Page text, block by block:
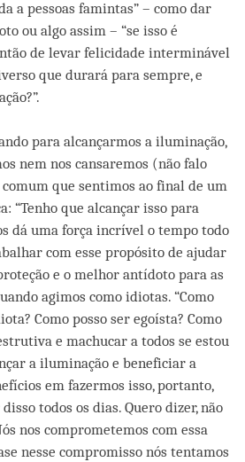
a pessoas famintas” – como dar
ou algo assim – “se isso é
de levar felicidade interminável
que durará para sempre, e
para alcançarmos a iluminação,
nem nos cansaremos (não falo
comum que sentimos ao final de um
“Tenho que alcançar isso para
dá uma força incrível o tempo todo
com esse propósito de ajudar
e o melhor antídoto para as
agimos como idiotas. “Como
Como posso ser egoísta? Como
e machucar a todos se estou
a iluminação e beneficiar a
em fazermos isso, portanto,
todos os dias. Quero dizer, não
nos comprometemos com essa
nesse compromisso nós tentamos